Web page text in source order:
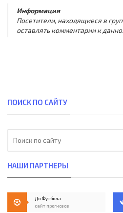
Информация
Посетители, находящиеся в
оставлять комментарии к
ПОИСК ПО САЙТУ
НАШИ ПАРТНЕРЫ
До Футбола
сайт прогнозов